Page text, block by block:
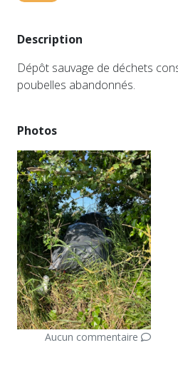
Description
Dépôt sauvage de déchets
poubelles abandonnés.
Photos
Aucun commentaire